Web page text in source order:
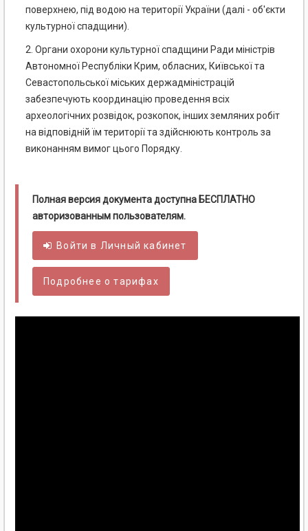
поверхнею, під водою на території України (далі - об'єкти
культурної спадщини).
2. Органи охорони культурної спадщини Ради міністрів
Автономної Республіки Крим, обласних, Київської та
Севастопольської міських держадміністрацій
забезпечують координацію проведення всіх
археологічних розвідок, розкопок, інших земляних робіт
на відповідній їм території та здійснюють контроль за
виконанням вимог цього Порядку.
Полная версия документа доступна БЕСПЛАТНО
авторизованным пользователям.
Войти в Личный кабинет
Подробнее о тарифах